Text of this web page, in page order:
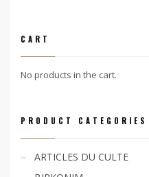
CART
No products in the cart.
PRODUCT CATEGORIES
ARTICLES DU CULTE